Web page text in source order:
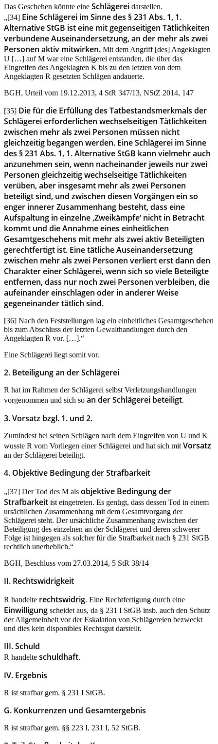
Das Geschehen könnte eine Schlägerei darstellen.
„[34] Eine Schlägerei im Sinne des § 231 Abs. 1, 1.
Alternative StGB ist eine mit gegenseitigen Tätlichkeiten
verbundene Auseinandersetzung, an der mehr als zwei
Personen aktiv mitwirken. Mit dem Angriff [des] Angeklagten
U […] auf M war eine Schlägerei entstanden, die über das
Eingreifen des Angeklagten K bis zu den letzten von dem
Angeklagten R gesetzten Schlägen andauerte.
BGH, Urteil vom 19.12.2013, 4 StR 347/13, NStZ 2014, 147
[35] Die für die Erfüllung des Tatbestandsmerkmals der
Schlägerei erforderlichen wechselseitigen Tätlichkeiten
zwischen mehr als zwei Personen müssen nicht
gleichzeitig begangen werden. Eine Schlägerei im Sinne
des § 231 Abs. 1, 1. Alternative StGB kann vielmehr auch
anzunehmen sein, wenn nacheinander jeweils nur zwei
Personen gleichzeitig wechselseitige Tätlichkeiten
verüben, aber insgesamt mehr als zwei Personen
beteiligt sind, und zwischen diesen Vorgängen ein so
enger innerer Zusammenhang besteht, dass eine
Aufspaltung in einzelne ‚Zweikämpfe‘ nicht in Betracht
kommt und die Annahme eines einheitlichen
Gesamtgeschehens mit mehr als zwei aktiv Beteiligten
gerechtfertigt ist. Eine tätliche Auseinandersetzung
zwischen mehr als zwei Personen verliert erst dann den
Charakter einer Schlägerei, wenn sich so viele Beteiligte
entfernen, dass nur noch zwei Personen verbleiben, die
aufeinander einschlagen oder in anderer Weise
gegeneinander tätlich sind.
[36] Nach den Feststellungen lag ein einheitliches Gesamtgeschehen
bis zum Abschluss der letzten Gewalthandlungen durch den
Angeklagten R vor. […].“
Eine Schlägerei liegt somit vor.
2. Beteiligung an der Schlägerei
R hat im Rahmen der Schlägerei selbst Verletzungshandlungen
vorgenommen und sich so an der Schlägerei beteiligt.
3. Vorsatz bzgl. 1. und 2.
Zumindest bei seinen Schlägen nach dem Eingreifen von U und K
wusste R vom Vorliegen einer Schlägerei und hat sich mit Vorsatz
an der Schlägerei beteiligt.
4. Objektive Bedingung der Strafbarkeit
„[37] Der Tod des M als objektive Bedingung der
Strafbarkeit ist eingetreten. Es genügt, dass dessen Tod in einem
ursächlichen Zusammenhang mit dem Gesamtvorgang der
Schlägerei steht. Der ursächliche Zusammenhang zwischen der
Beteiligung des einzelnen an der Schlägerei und deren schwerer
Folge ist hingegen als solcher für die Strafbarkeit nach § 231 StGB
rechtlich unerheblich.“
BGH, Beschluss vom 27.03.2014, 5 StR 38/14
II. Rechtswidrigkeit
R handelte rechtswidrig. Eine Rechtfertigung durch eine
Einwilligung scheidet aus, da § 231 I StGB insb. auch den Schutz
der Allgemeinheit vor der Eskalation von Schlägereien bezweckt
und dies kein disponibles Rechtsgut darstellt.
III. Schuld
R handelte schuldhaft.
IV. Ergebnis
R ist strafbar gem. § 231 I StGB.
G. Konkurrenzen und Gesamtergebnis
R ist strafbar gem. §§ 223 I, 231 I, 52 StGB.